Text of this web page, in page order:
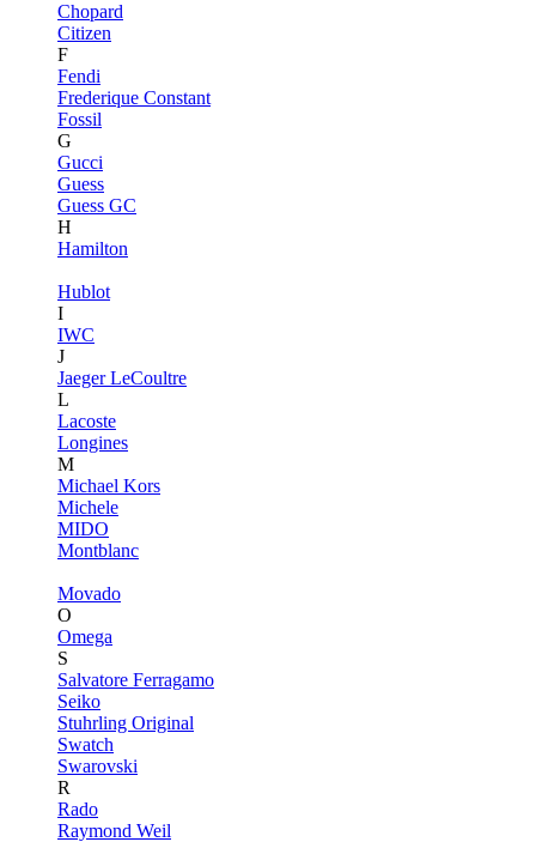
Chopard
Citizen
F
Fendi
Frederique Constant
Fossil
G
Gucci
Guess
Guess GC
H
Hamilton
Hublot
I
IWC
J
Jaeger LeCoultre
L
Lacoste
Longines
M
Michael Kors
Michele
MIDO
Montblanc
Movado
O
Omega
S
Salvatore Ferragamo
Seiko
Stuhrling Original
Swatch
Swarovski
R
Rado
Raymond Weil